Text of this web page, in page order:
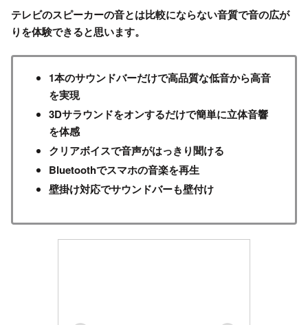
テレビのスピーカーの音とは比較にならない音質で音の広が
りを体験できると思います。
1本のサウンドバーだけで高品質な低音から高音
を実現
3Dサラウンドをオンするだけで簡単に立体音響
を体感
クリアボイスで音声がはっきり聞ける
Bluetoothでスマホの音楽を再生
壁掛け対応でサウンドバーも壁付け